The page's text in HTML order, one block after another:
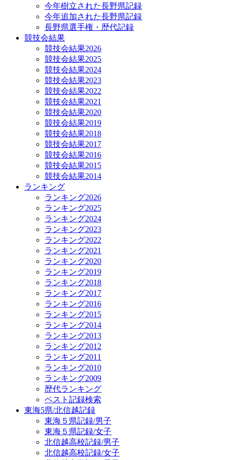
今年樹立された長野県記録
今年追加された長野県記録
長野県選手権・歴代記録
競技会結果
競技会結果2026
競技会結果2025
競技会結果2024
競技会結果2023
競技会結果2022
競技会結果2021
競技会結果2020
競技会結果2019
競技会結果2018
競技会結果2017
競技会結果2016
競技会結果2015
競技会結果2014
ランキング
ランキング2026
ランキング2025
ランキング2024
ランキング2023
ランキング2022
ランキング2021
ランキング2020
ランキング2019
ランキング2018
ランキング2017
ランキング2016
ランキング2015
ランキング2014
ランキング2013
ランキング2012
ランキング2011
ランキング2010
ランキング2009
歴代ランキング
ベスト記録検索
東海5県/北信越記録
東海５県記録/男子
東海５県記録/女子
北信越高校記録/男子
北信越高校記録/女子